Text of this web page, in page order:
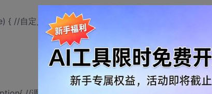
{ //自定义异常